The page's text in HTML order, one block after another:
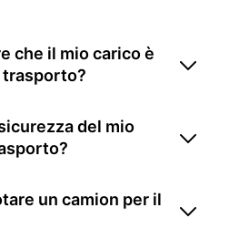
che il mio carico è
del mio
un camion per il